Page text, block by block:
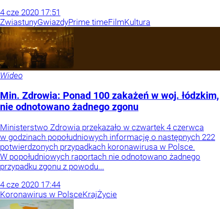
4 cze 2020 17:51
ZwiastunyGwiazdyPrime timeFilmKultura
Wideo
Min. Zdrowia: Ponad 100 zakażeń w woj. łódzkim,
nie odnotowano żadnego zgonu
Ministerstwo Zdrowia przekazało w czwartek 4 czerwca
w godzinach popołudniowych informację o następnych 222
potwierdzonych przypadkach koronawirusa w Polsce.
W popołudniowych raportach nie odnotowano żadnego
przypadku zgonu z powodu...
4 cze 2020 17:44
Koronawirus w PolsceKrajŻycie